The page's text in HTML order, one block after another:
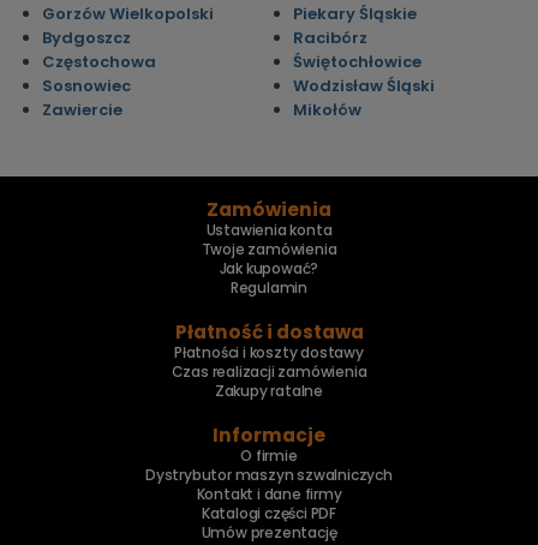
Gorzów Wielkopolski
Bydgoszcz
Częstochowa
Sosnowiec
Zawiercie
Piekary Śląskie
Racibórz
Świętochłowice
Wodzisław Śląski
Mikołów
Zamówienia
Ustawienia konta
Twoje zamówienia
Jak kupować?
Regulamin
Płatność i dostawa
Płatności i koszty dostawy
Czas realizacji zamówienia
Zakupy ratalne
Informacje
O firmie
Dystrybutor maszyn szwalniczych
Kontakt i dane firmy
Katalogi części PDF
Umów prezentację